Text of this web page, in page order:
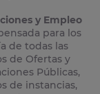
y Empleo
para los
de todas las
de Ofertas y
Públicas,
de instancias,